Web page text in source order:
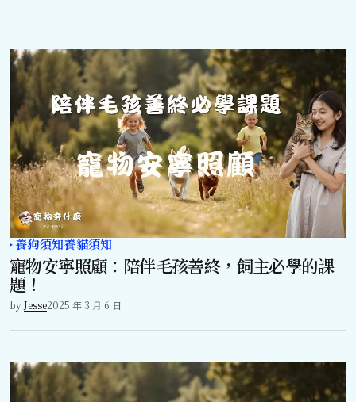
養狗須知養貓須知
寵物安寧照顧：陪伴毛孩善終，飼主必學的課
題！
byJesse2025 年 3 月 6 日